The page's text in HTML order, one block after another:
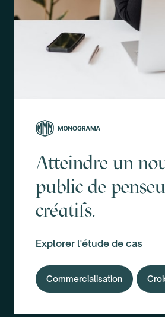
Atteindre un
public de
créatifs.
Explorer l'étude de cas
Commercialisation